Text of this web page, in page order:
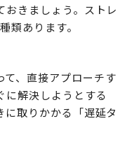
おきましょう。ストレ
類あります。
て、直接アプローチす
に解決しようとする
に取りかかる「遅延タ